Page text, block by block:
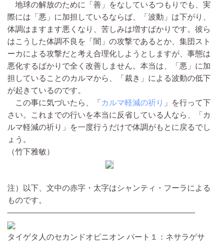
地球の解放のために「善」をなしているつもりでも、実
際には「悪」に加担しているならば、「波動」は下がり、
体調はますます悪くなり、苦しみは増すばかりです。彼ら
はこうした体調不良を「闇」の攻撃であるとか、集団スト
ーカによる攻撃だと考え合理化しようとしますが、事態は
悪化するばかりで全く改善しません。本当は、「悪」に加
担していることのカルマから、「裁き」による波動の低下
が起きているのです。
この事に気づいたら、「 カルマ軽減の祈り 」を行って下
さい。これまでの行いを本当に反省している人なら、「カ
ルマ軽減の祈り」を一度行うだけで体調がもとに戻るでし
ょう。
（竹下雅敏）
注）以下、文中の赤字・太字はシャンティ・フーラによる
ものです。
————————————————————————
タイゲタ人のセカンドオピニオン パート１：ネサラゲサ